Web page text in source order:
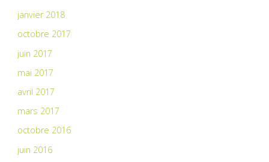
janvier 2018
octobre 2017
juin 2017
mai 2017
avril 2017
mars 2017
octobre 2016
juin 2016